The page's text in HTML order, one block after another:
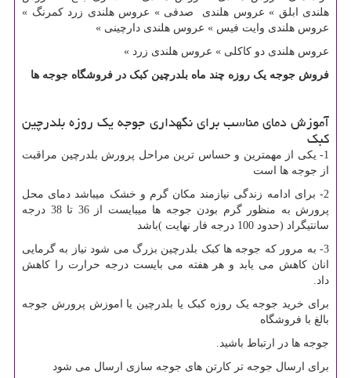
هلندی ابلق » عروس هلندی صدفی » عروس هلندی زرد کمرنگ »
عروس هلندی وایت فیس » عروس هلندی دارچینی »
عروس هلندی دو کاکلی » عروس هلندی زرد »
فروش جوجه یک روزه چند ماه بلدرچین کبک در فروشگاه جوجه ها
آموزش دمای مناسب برای نگهداری جوجه یک روزه بلدرچین
کبک
1- یکی از مهمترین و حساس ترین مراحل پرورش بلدرچین مراقبت
از جوجه ها است
2- برای ادامه زندگی نیازمند مکان گرم و خشک میباشد دمای محل
پرورش به منظور گرم بودن جوجه ها میبایست از 36 تا 38 درجه
سانتیگراد (حدود 100 درجه فار نهایت )باشد
3- به مرور که جوجه ها کبک بلدرچین بزرگ می شود نیاز به گرمایی
انان کاهش می یابد و هر هفته می بایست درجه حرارت را کاهش
داد.
برای خرید جوجه یک روزه کبک یا بلدرچین یا اموزش پرورش جوجه
بالغ با فروشگاه
جوجه ها در ارتباط باشید.
برای ارسال جوجه تر کارتن های جوجه سازی ارسال می شود